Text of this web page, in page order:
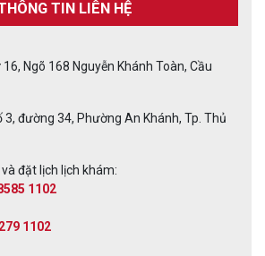
TIN LIÊN HỆ
16, Ngõ 168 Nguyễn Khánh Toàn, Cầu
3, đường 34, Phường An Khánh, Tp. Thủ
đặt lịch lịch khám:
1102
1102